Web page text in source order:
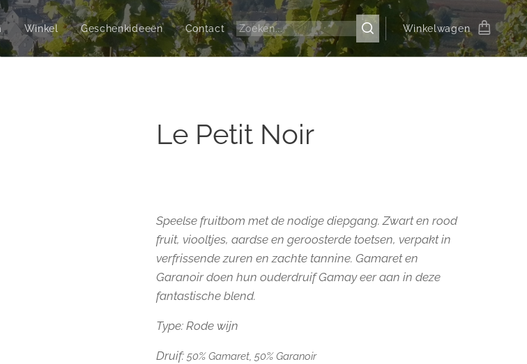
Winkel Geschenkideeën Contact Winkelwagen
Le Petit Noir
Speelse fruitbom met de nodige diepgang. Zwart en rood
fruit, viooltjes, aardse en geroosterde toetsen, verpakt in
verfrissende zuren en zachte tannine. Gamaret en
Garanoir doen hun ouderdruif Gamay eer aan in deze
fantastische blend.
Type: Rode wijn
Druif: 50% Gamaret, 50% Garanoir